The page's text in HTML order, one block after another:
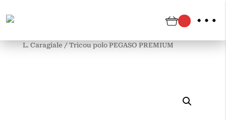
L. Caragiale / Tricou polo PEGASO PREMIUM